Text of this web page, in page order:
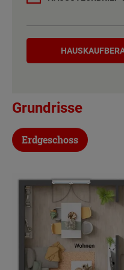
Außenmaße
Hauskaufberater
Grundrisse
Erdgeschoss